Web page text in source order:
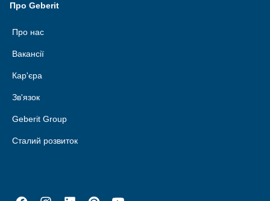
Про Geberit
Про нас
Вакансії
Кар'єра
Зв'язок
Geberit Group
Сталий розвиток